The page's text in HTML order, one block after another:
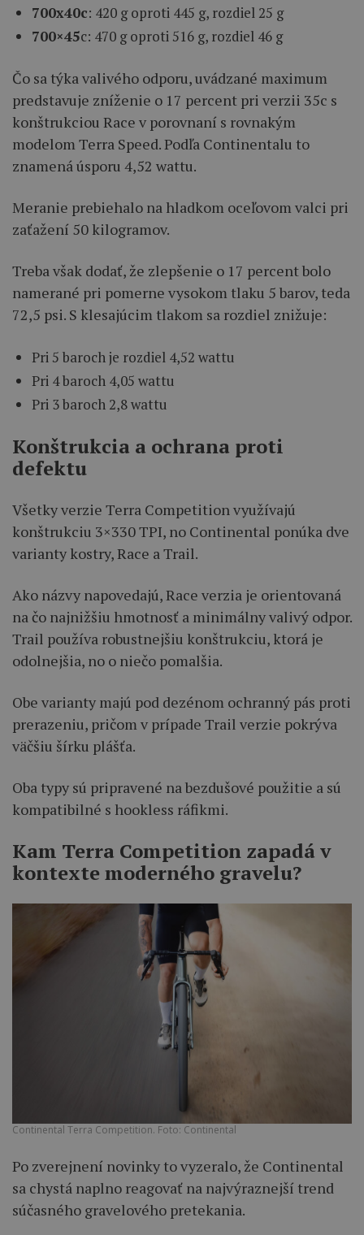
700x40c: 420 g oproti 445 g, rozdiel 25 g
700×45c: 470 g oproti 516 g, rozdiel 46 g
Čo sa týka valivého odporu, uvádzané maximum
predstavuje zníženie o 17 percent pri verzii 35c s
konštrukciou Race v porovnaní s rovnakým
modelom Terra Speed. Podľa Continentalu to
znamená úsporu 4,52 wattu.
Meranie prebiehalo na hladkom oceľovom valci pri
zaťažení 50 kilogramov.
Treba však dodať, že zlepšenie o 17 percent bolo
namerané pri pomerne vysokom tlaku 5 barov, teda
72,5 psi. S klesajúcim tlakom sa rozdiel znižuje:
Pri 5 baroch je rozdiel 4,52 wattu
Pri 4 baroch 4,05 wattu
Pri 3 baroch 2,8 wattu
Konštrukcia a ochrana proti
defektu
Všetky verzie Terra Competition využívajú
konštrukciu 3×330 TPI, no Continental ponúka dve
varianty kostry, Race a Trail.
Ako názvy napovedajú, Race verzia je orientovaná
na čo najnižšiu hmotnosť a minimálny valivý odpor.
Trail používa robustnejšiu konštrukciu, ktorá je
odolnejšia, no o niečo pomalšia.
Obe varianty majú pod dezénom ochranný pás proti
prerazeniu, pričom v prípade Trail verzie pokrýva
väčšiu šírku plášťa.
Oba typy sú pripravené na bezdušové použitie a sú
kompatibilné s hookless ráfikmi.
Kam Terra Competition zapadá v
kontexte moderného gravelu?
Continental Terra Competition. Foto: Continental
Po zverejnení novinky to vyzeralo, že Continental
sa chystá naplno reagovať na najvýraznejší trend
súčasného gravelového pretekania.